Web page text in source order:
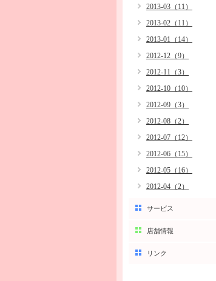
2013-03（11）
2013-02（11）
2013-01（14）
2012-12（9）
2012-11（3）
2012-10（10）
2012-09（3）
2012-08（2）
2012-07（12）
2012-06（15）
2012-05（16）
2012-04（2）
サービス
店舗情報
リンク